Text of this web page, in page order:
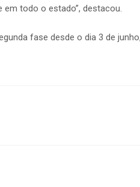
todo o estado”, destacou.
fase desde o dia 3 de